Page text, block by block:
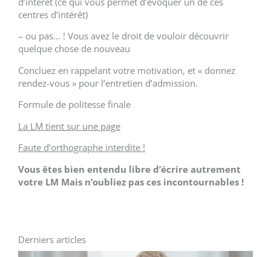
centres d’intérêt)
– ou pas… ! Vous avez le droit de vouloir découvrir
quelque chose de nouveau
Concluez en rappelant votre motivation, et « donnez
rendez-vous » pour l’entretien d’admission.
Formule de politesse finale
La LM tient sur une page
Faute d’orthographe interdite !
Vous êtes bien entendu libre d’écrire autrement
votre LM Mais n’oubliez pas ces incontournables !
Derniers articles